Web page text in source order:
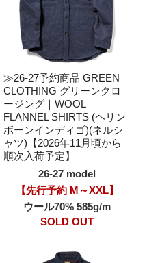
≫26-27予約商品 GREEN
CLOTHING グリーンクロ
ージング｜WOOL
FLANNEL SHIRTS (ヘリン
ボーンインディゴ)(ネルシ
ャツ)【2026年11月頃から
順次入荷予定】
26-27 model
【先行予約 M～XXL】
ウール70% 585g/m
SOLD OUT